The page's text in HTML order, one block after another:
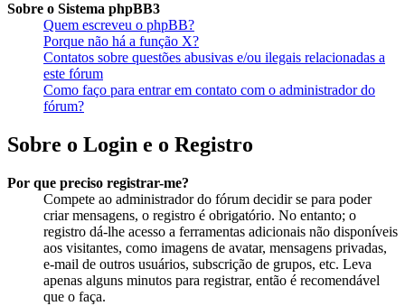
Sobre o Sistema phpBB3
Quem escreveu o phpBB?
Porque não há a função X?
Contatos sobre questões abusivas e/ou ilegais relacionadas a
este fórum
Como faço para entrar em contato com o administrador do
fórum?
Sobre o Login e o Registro
Por que preciso registrar-me?
Compete ao administrador do fórum decidir se para poder
criar mensagens, o registro é obrigatório. No entanto; o
registro dá-lhe acesso a ferramentas adicionais não disponíveis
aos visitantes, como imagens de avatar, mensagens privadas,
e-mail de outros usuários, subscrição de grupos, etc. Leva
apenas alguns minutos para registrar, então é recomendável
que o faça.